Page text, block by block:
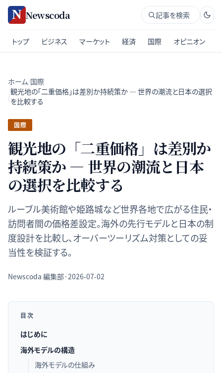
Newscoda 記事を検索
トップ ビジネス マーケット 経済 国際 オピニオン
ホーム/国際
/観光地の「二重価格」は差別か持続策か — 世界の潮流と日本の選択
を比較する
国際
観光地の「二重価格」は差別か
持続策か — 世界の潮流と日本
の選択を比較する
ルーブル美術館や姫路城など世界各地で広がる住民・
訪問者間の価格差設定。海外の先行モデルと日本の制
度設計を比較し、オーバーツーリズム対策としての妥
当性を検証する。
Newscoda 編集部·2026-07-02
目次
はじめに
海外モデルの構造
海外モデルの仕組み